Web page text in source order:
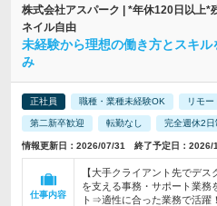
株式会社アスパーク | *年休120日以上*
ネイル自由
未経験から理想の働き方とスキ
み
正社員 職種・業種未経験OK リモ
第二新卒歓迎 転勤なし 完全週休2日
情報更新日：2026/07/31 終了予定日：2026/
仕事内容
【大手クライアント先でデ
を支える事務・サポート業
ト⇒適性に合った業務で活躍！